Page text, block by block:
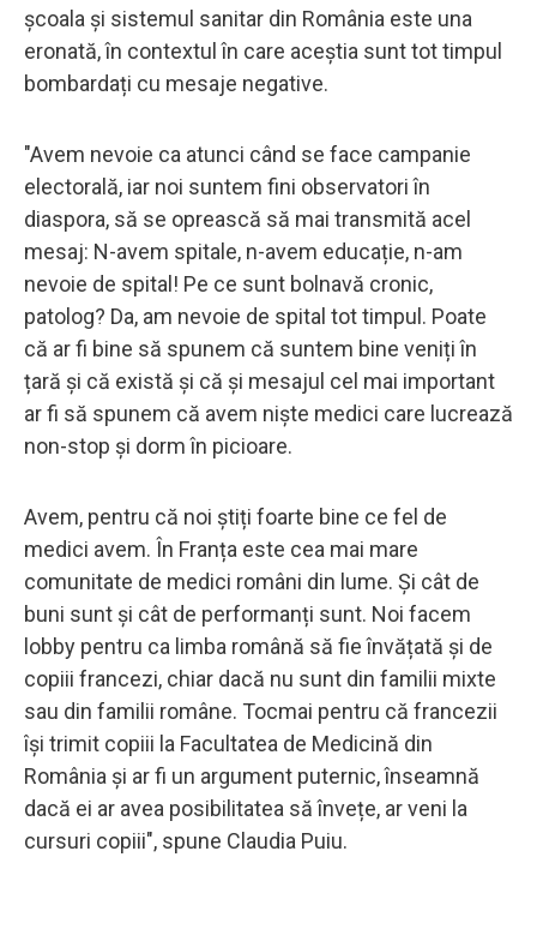
școala și sistemul sanitar din România este una
eronată, în contextul în care aceștia sunt tot timpul
bombardați cu mesaje negative.
"Avem nevoie ca atunci când se face campanie
electorală, iar noi suntem fini observatori în
diaspora, să se oprească să mai transmită acel
mesaj: N-avem spitale, n-avem educație, n-am
nevoie de spital! Pe ce sunt bolnavă cronic,
patolog? Da, am nevoie de spital tot timpul. Poate
că ar fi bine să spunem că suntem bine veniți în
țară și că există și că și mesajul cel mai important
ar fi să spunem că avem niște medici care lucrează
non-stop și dorm în picioare.
Avem, pentru că noi știți foarte bine ce fel de
medici avem. În Franța este cea mai mare
comunitate de medici români din lume. Și cât de
buni sunt și cât de performanți sunt. Noi facem
lobby pentru ca limba română să fie învățată și de
copiii francezi, chiar dacă nu sunt din familii mixte
sau din familii române. Tocmai pentru că francezii
își trimit copiii la Facultatea de Medicină din
România și ar fi un argument puternic, înseamnă
dacă ei ar avea posibilitatea să învețe, ar veni la
cursuri copiii", spune Claudia Puiu.